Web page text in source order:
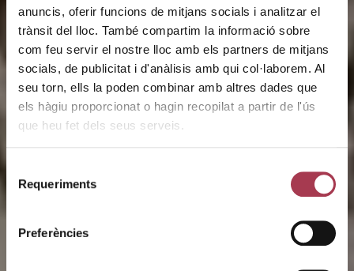
anuncis, oferir funcions de mitjans socials i analitzar el
trànsit del lloc. També compartim la informació sobre
com feu servir el nostre lloc amb els partners de mitjans
socials, de publicitat i d'anàlisis amb qui col·laborem. Al
seu torn, ells la poden combinar amb altres dades que
els hàgiu proporcionat o hagin recopilat a partir de l'ús
que heu fet dels seus serveis.
Selecció
Requeriments
Preferències
L’environne
ment